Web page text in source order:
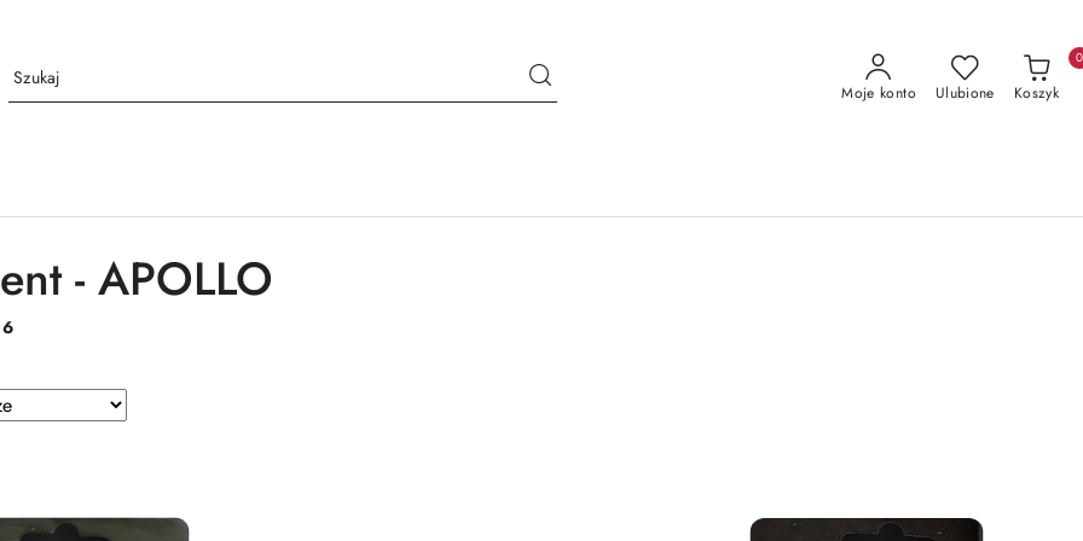
Moje konto Ulubione Koszyk
0
- APOLLO
6